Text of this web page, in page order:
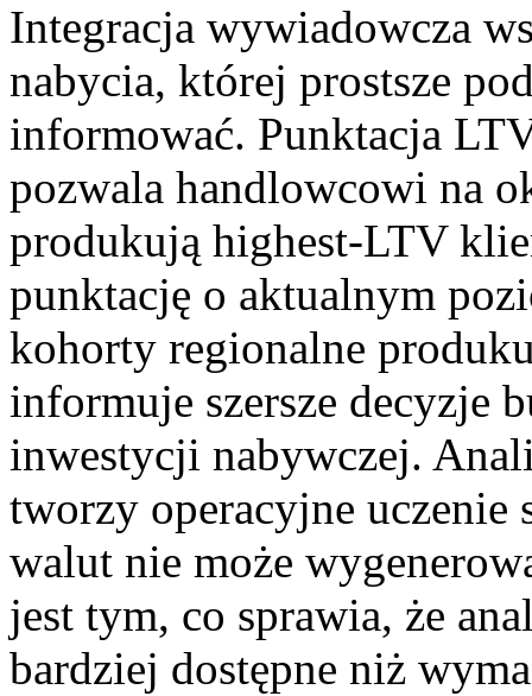
Integracja wywiadowcza
nabycia, której prostsze
informować. Punktacja
pozwala handlowcowi na
produkują highest-LTV
punktację o aktualnym
kohorty regionalne
informuje szersze decyzje
inwestycji nabywczej.
tworzy operacyjne uczenie
walut nie może
jest tym, co sprawia, że
bardziej dostępne niż